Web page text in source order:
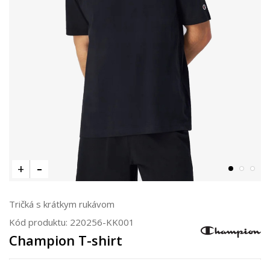
Tričká s krátkym rukávom
Kód produktu: 220256-KK001
Champion T-shirt